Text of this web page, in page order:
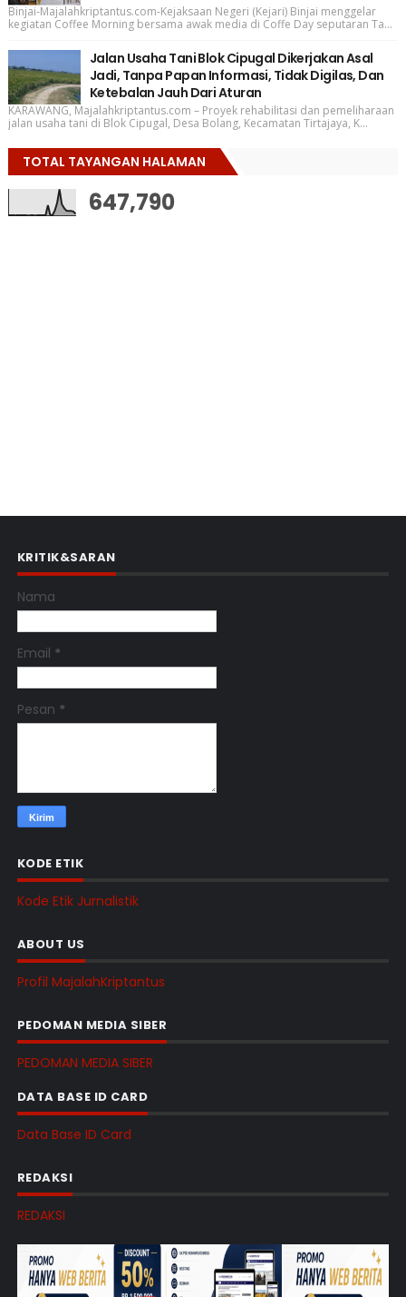
Binjai-Majalahkriptantus.com-Kejaksaan Negeri (Kejari) Binjai menggelar
kegiatan Coffee Morning bersama awak media di Coffe Day seputaran Ta...
Jalan Usaha Tani Blok Cipugal Dikerjakan Asal
Jadi, Tanpa Papan Informasi, Tidak Digilas, Dan
Ketebalan Jauh Dari Aturan
KARAWANG, Majalahkriptantus.com – Proyek rehabilitasi dan pemeliharaan
jalan usaha tani di Blok Cipugal, Desa Bolang, Kecamatan Tirtajaya, K...
TOTAL TAYANGAN HALAMAN
647,790
KRITIK&SARAN
Nama
Email *
Pesan *
KODE ETIK
Kode Etik Jurnalistik
ABOUT US
Profil MajalahKriptantus
PEDOMAN MEDIA SIBER
PEDOMAN MEDIA SIBER
DATA BASE ID CARD
Data Base ID Card
REDAKSI
REDAKSI